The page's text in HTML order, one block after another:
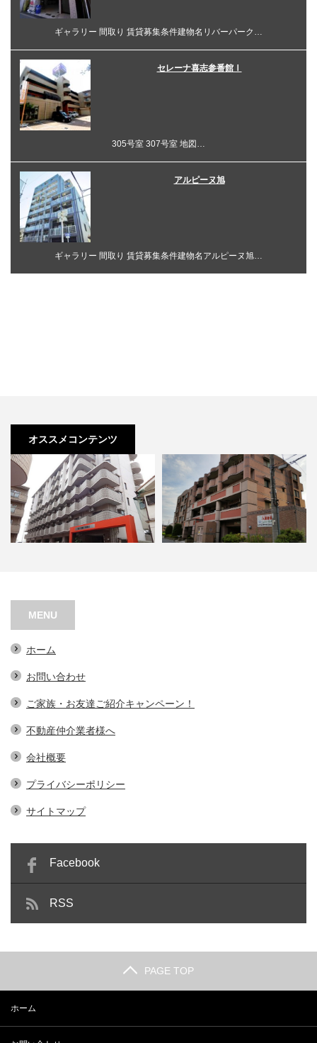
ギャラリー 間取り 賃貸募集条件建物名リバーパーク…
セレーナ喜志参番館Ⅰ
305号室 307号室 地図…
アルピーヌ旭
ギャラリー 間取り 賃貸募集条件建物名アルピーヌ旭…
オススメコンテンツ
セレーナ喜志参番館Ⅱ
MENU
ホーム
お問い合わせ
ご家族・お友達ご紹介キャンペーン！
不動産仲介業者様へ
会社概要
プライバシーポリシー
サイトマップ
Facebook
RSS
PAGE TOP
ホーム